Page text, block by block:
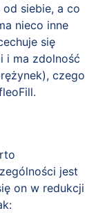
od siebie, a co
nieco inne
się
i ma zdolność
czego
jest
on w redukcji